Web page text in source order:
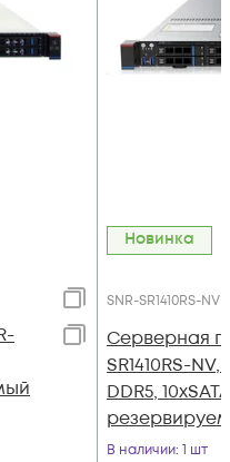
Новинка
SNR-SR1410RS-NV
Серверная
SR1410RS-
DDR5,
В наличии: 1 шт